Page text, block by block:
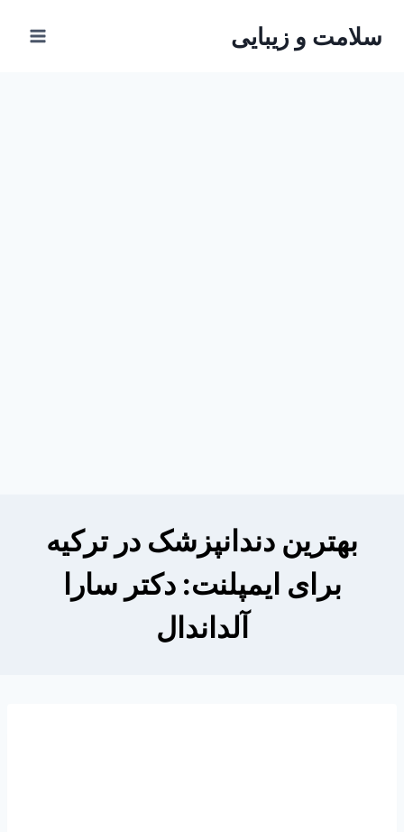
سلامت و زیبایی
بهترین دندانپزشک در ترکیه
برای ایمپلنت: دکتر سارا
آلداندال